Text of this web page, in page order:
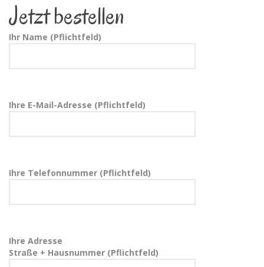
Jetzt bestellen
Ihr Name (Pflichtfeld)
Ihre E-Mail-Adresse (Pflichtfeld)
Ihre Telefonnummer (Pflichtfeld)
Ihre Adresse
Straße + Hausnummer (Pflichtfeld)